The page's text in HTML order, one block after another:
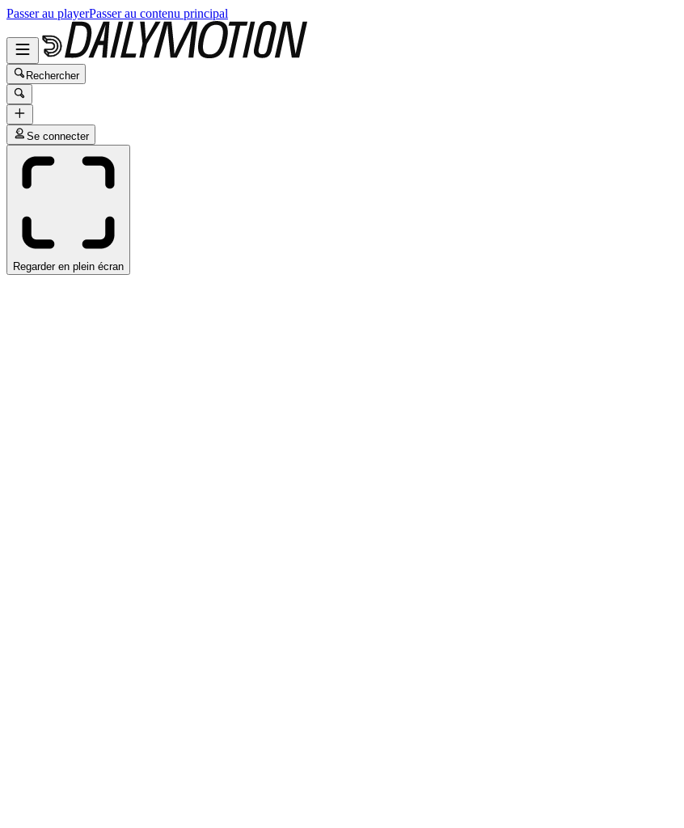
Passer au playerPasser au contenu principal
Rechercher
Se connecter
Regarder en plein écran